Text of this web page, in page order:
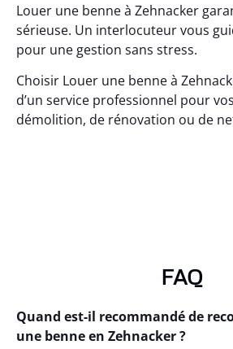
Louer une benne à Zehnacker
sérieuse. Un interlocuteur vous
pour une gestion sans stress.
Choisir Louer une benne à
d’un service professionnel pour
démolition, de rénovation ou de
FAQ
Quand est-il recommandé de
une benne en Zehnacker ?